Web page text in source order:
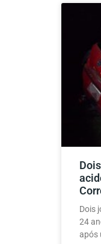
Dois
24
após